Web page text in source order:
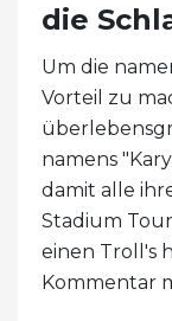
die
Um die
Vorteil zu
namens
damit alle
Stadium
einen Troll's
Kommentar